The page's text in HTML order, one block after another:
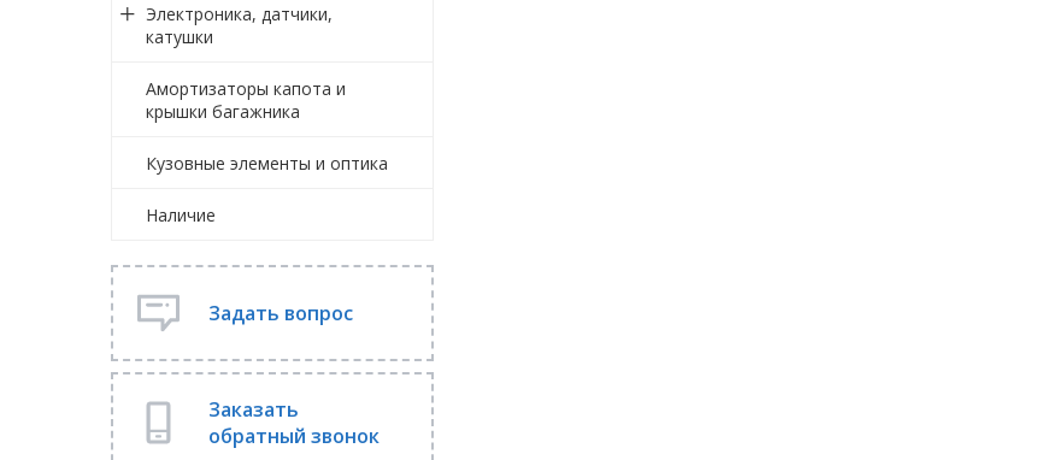
Электроника, датчики,
катушки
Амортизаторы капота и
крышки багажника
Кузовные элементы и оптика
Наличие
Задать вопрос
Заказать
обратный звонок